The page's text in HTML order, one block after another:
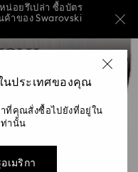
น่อยรึเปล่า ซื้อบัตร
าของ Swarovski
ไหล่สีฟ้าที่ใช้งานได้
น่อยรึเปล่า ซื้อบัตร
นประเทศของคุณ
าที่คุณสั่งซื้อไปยังที่อยู่ใน
ท่านั้น
เมริกา